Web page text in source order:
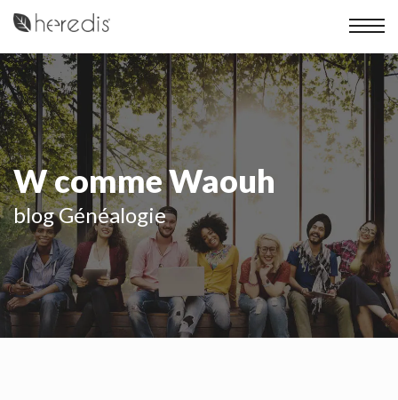
W comme Waouh
blog Généalogie